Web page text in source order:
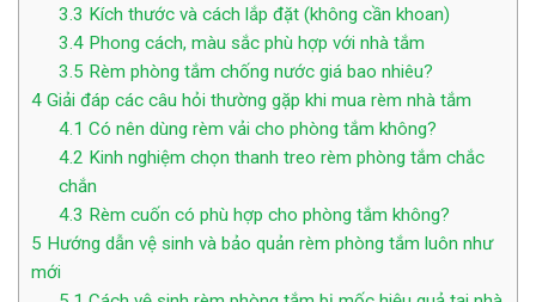
3.3 Kích thước và cách lắp đặt (không cần khoan)
3.4Phong cách, màu sắc phù hợp với nhà tắm
3.5 Rèm phòng tắm chống nước giá bao nhiêu?
4 Giải đáp các câu hỏi thường gặp khi mua rèm nhà tắm
4.1 Có nên dùng rèm vải cho phòng tắm không?
4.2 Kinh nghiệm chọn thanh treo rèm phòng tắm chắc
chắn
4.3 Rèm cuốn có phù hợp cho phòng tắm không?
5 Hướng dẫn vệ sinh và bảo quản rèm phòng tắm luôn như
mới